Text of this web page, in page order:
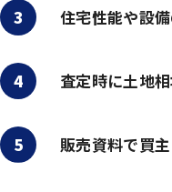
3 住宅性能や設
4 査定時に土地
5 販売資料で買